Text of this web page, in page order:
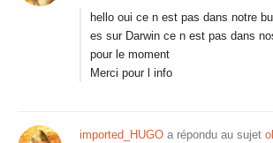
hello oui ce n est pas dans notre
es sur Darwin ce n est pas dans
pour le moment
Merci pour l info
imported_HUGO a répondu au sujet